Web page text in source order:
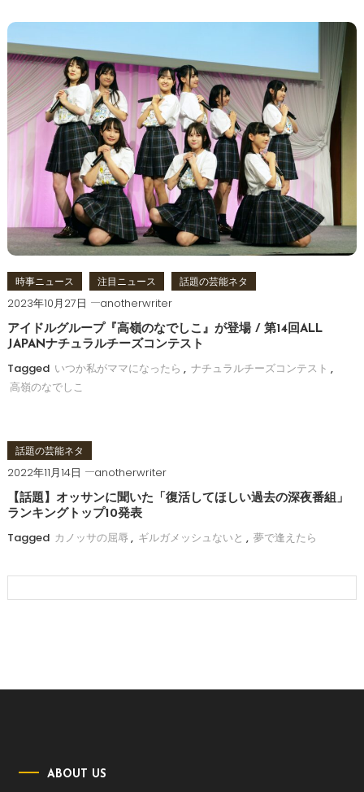
時事ニュース 注目ニュース 話題の芸能ネタ
2023年10月27日 anotherwriter
アイドルグループ『高嶺のなでしこ』が登場 / 第14回ALL
JAPANナチュラルチーズコンテスト
Tagged いつか私がママになったら , ナチュラルチーズコンテスト ,
高嶺のなでしこ
話題の芸能ネタ
2022年11月14日 anotherwriter
【話題】オッサンに聞いた「復活してほしい過去の深夜番組」
ランキングトップ10発表
Tagged カノッサの屈辱 , ギルガメッシュないと , 夢で逢えたら
ABOUT US